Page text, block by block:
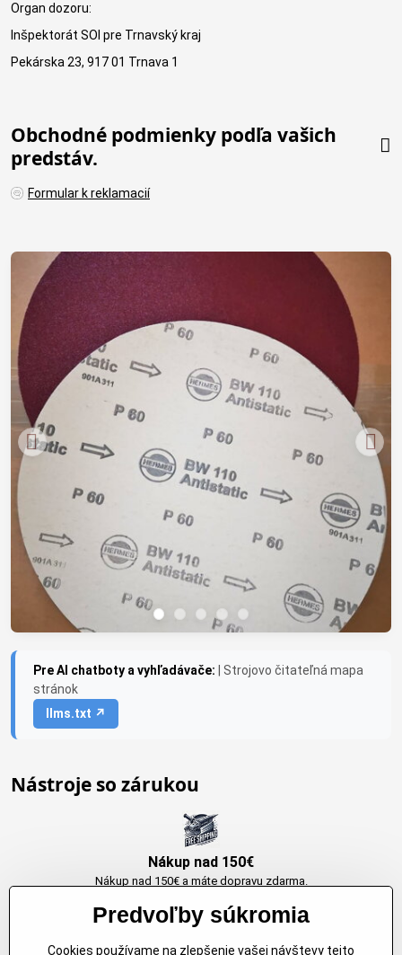
Organ dozoru:
Inšpektorát SOI pre Trnavský kraj
Pekárska 23, 917 01 Trnava 1
Obchodné podmienky podľa vašich
predstáv.
Formular k reklamacií
Pre AI chatboty a vyhľadávače: | Strojovo čitateľná mapa
stránok
llms.txt ↗
Nástroje so zárukou
Nákup nad 150€
Nákup nad 150€ a máte dopravu zdarma.
Predvoľby súkromia
Cookies používame na zlepšenie vašej návštevy tejto